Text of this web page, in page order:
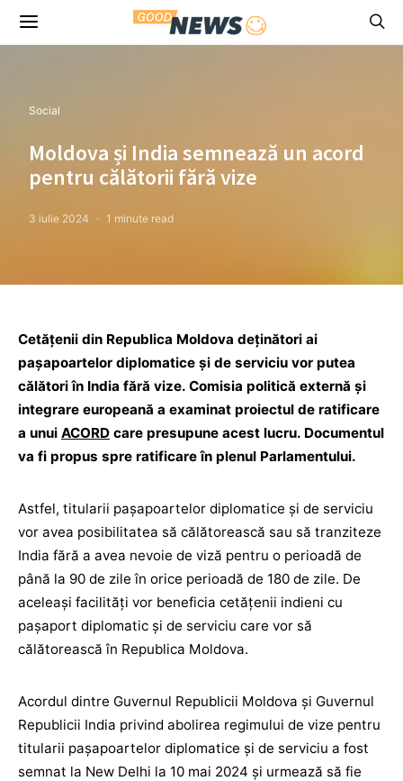
Social
Moldova și India semnează un acord
pentru călătorii fără vize
3 iulie 2024 1 minute read
Cetățenii din Republica Moldova deținători ai
pașapoartelor diplomatice și de serviciu vor putea
călători în India fără vize. Comisia politică externă și
integrare europeană a examinat proiectul de ratificare
a unui ACORD care presupune acest lucru. Documentul
va fi propus spre ratificare în plenul Parlamentului.
Astfel, titularii pașapoartelor diplomatice și de serviciu
vor avea posibilitatea să călătorească sau să tranziteze
India fără a avea nevoie de viză pentru o perioadă de
până la 90 de zile în orice perioadă de 180 de zile. De
aceleași facilități vor beneficia cetățenii indieni cu
pașaport diplomatic și de serviciu care vor să
călătorească în Republica Moldova.
Acordul dintre Guvernul Republicii Moldova și Guvernul
Republicii India privind abolirea regimului de vize pentru
titularii pașapoartelor diplomatice și de serviciu a fost
semnat la New Delhi la 10 mai 2024 și urmează să fie